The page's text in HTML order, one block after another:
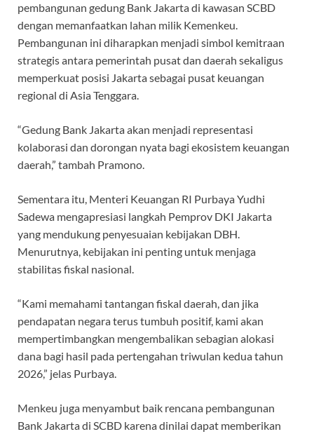
pembangunan gedung Bank Jakarta di kawasan SCBD
dengan memanfaatkan lahan milik Kemenkeu.
Pembangunan ini diharapkan menjadi simbol kemitraan
strategis antara pemerintah pusat dan daerah sekaligus
memperkuat posisi Jakarta sebagai pusat keuangan
regional di Asia Tenggara.
“Gedung Bank Jakarta akan menjadi representasi
kolaborasi dan dorongan nyata bagi ekosistem keuangan
daerah,” tambah Pramono.
Sementara itu, Menteri Keuangan RI Purbaya Yudhi
Sadewa mengapresiasi langkah Pemprov DKI Jakarta
yang mendukung penyesuaian kebijakan DBH.
Menurutnya, kebijakan ini penting untuk menjaga
stabilitas fiskal nasional.
“Kami memahami tantangan fiskal daerah, dan jika
pendapatan negara terus tumbuh positif, kami akan
mempertimbangkan mengembalikan sebagian alokasi
dana bagi hasil pada pertengahan triwulan kedua tahun
2026,” jelas Purbaya.
Menkeu juga menyambut baik rencana pembangunan
Bank Jakarta di SCBD karena dinilai dapat memberikan